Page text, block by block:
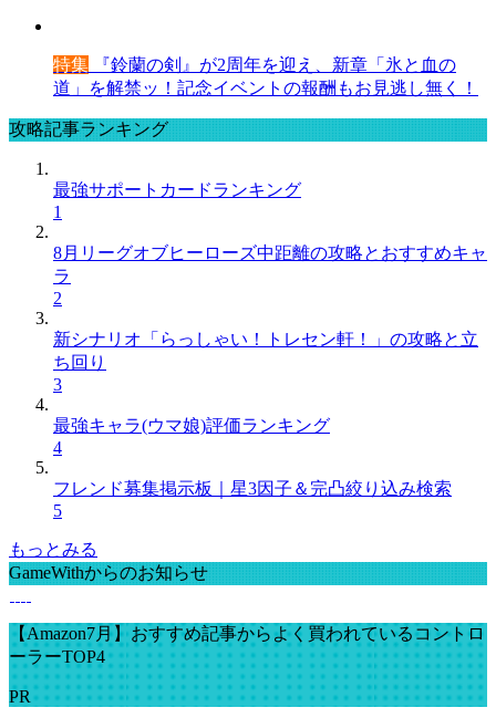
特集 『鈴蘭の剣』が2周年を迎え、新章「氷と血の
道」を解禁ッ！記念イベントの報酬もお見逃し無く！
攻略記事ランキング
最強サポートカードランキング
1
8月リーグオブヒーローズ中距離の攻略とおすすめキャ
ラ
2
新シナリオ「らっしゃい！トレセン軒！」の攻略と立
ち回り
3
最強キャラ(ウマ娘)評価ランキング
4
フレンド募集掲示板｜星3因子＆完凸絞り込み検索
5
もっとみる
GameWithからのお知らせ
【Amazon7月】おすすめ記事からよく買われているコントロ
ーラーTOP4
PR